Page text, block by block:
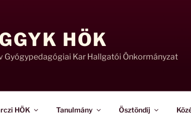
HÖK
Gyógypedagógiai Kar Hallgatói Önkormányzat
HÖK Tanulmány Ösztöndíj